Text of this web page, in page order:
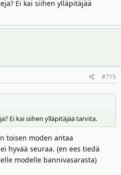
Ei kai siihen ylläpitäjää
#715
Ei kai siihen ylläpitäjää tarvita.
toisen moden antaa
hyvää seuraa. (en ees tiedä
modelle bannivasarasta)